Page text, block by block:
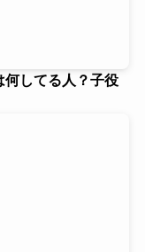
何してる人？子役